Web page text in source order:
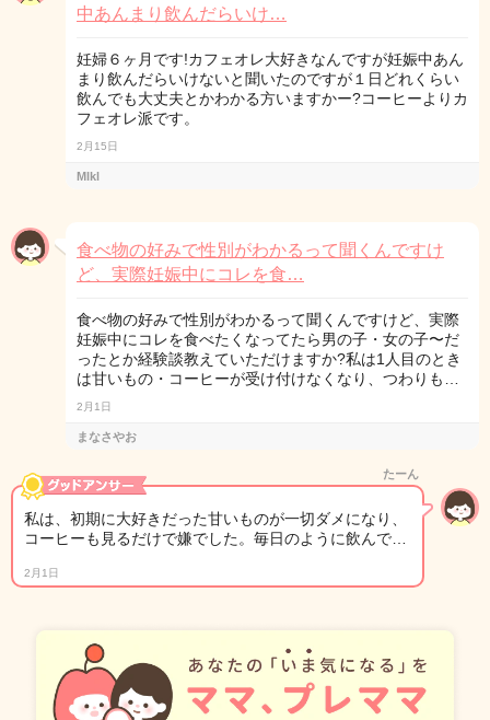
中あんまり飲んだらいけ…
妊婦６ヶ月です!カフェオレ大好きなんですが妊娠中あん
まり飲んだらいけないと聞いたのですが１日どれくらい
飲んでも大丈夫とかわかる方いますかー?コーヒーよりカ
フェオレ派です。
2月15日
Mlkl
食べ物の好みで性別がわかるって聞くんですけ
ど、実際妊娠中にコレを食…
食べ物の好みで性別がわかるって聞くんですけど、実際
妊娠中にコレを食べたくなってたら男の子・女の子〜だ
ったとか経験談教えていただけますか?私は1人目のとき
は甘いもの・コーヒーが受け付けなくなり、つわりも…
2月1日
まなさやお
たーん
私は、初期に大好きだった甘いものが一切ダメになり、
コーヒーも見るだけで嫌でした。毎日のように飲んで…
2月1日